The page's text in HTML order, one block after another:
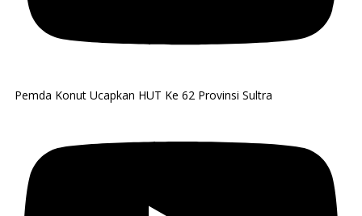
Pemda Konut Ucapkan HUT Ke 62 Provinsi Sultra